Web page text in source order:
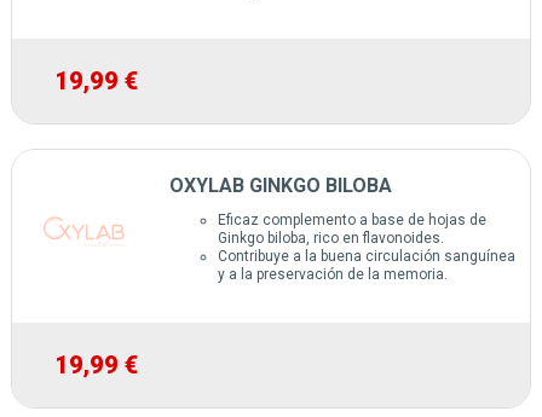
19,99 €
OXYLAB GINKGO BILOBA
Eficaz complemento a base de hojas de
Ginkgo biloba, rico en flavonoides.
Contribuye a la buena circulación sanguínea
y a la preservación de la memoria.
19,99 €